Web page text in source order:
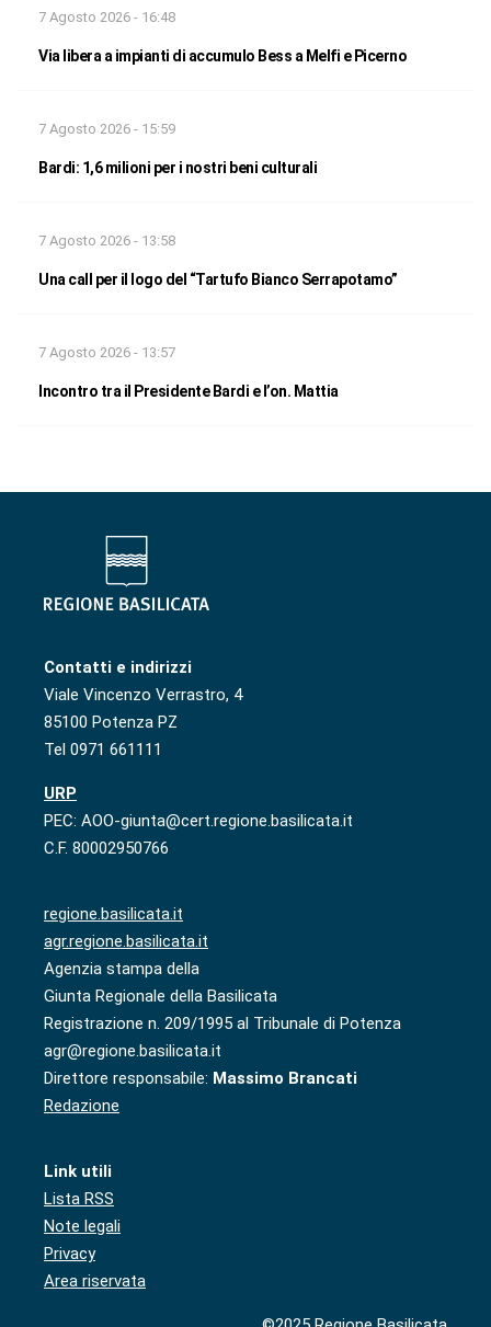
7 Agosto 2026 - 16:48
Via libera a impianti di accumulo Bess a Melfi e Picerno
7 Agosto 2026 - 15:59
Bardi: 1,6 milioni per i nostri beni culturali
7 Agosto 2026 - 13:58
Una call per il logo del “Tartufo Bianco Serrapotamo”
7 Agosto 2026 - 13:57
Incontro tra il Presidente Bardi e l’on. Mattia
Contatti e indirizzi
Viale Vincenzo Verrastro, 4
85100 Potenza PZ
Tel 0971 661111
URP
PEC: AOO-giunta@cert.regione.basilicata.it
C.F. 80002950766
regione.basilicata.it
agr.regione.basilicata.it
Agenzia stampa della
Giunta Regionale della Basilicata
Registrazione n. 209/1995 al Tribunale di Potenza
agr@regione.basilicata.it
Direttore responsabile: Massimo Brancati
Redazione
Link utili
Lista RSS
Note legali
Privacy
Area riservata